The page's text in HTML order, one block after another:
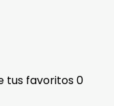
tus favoritos0